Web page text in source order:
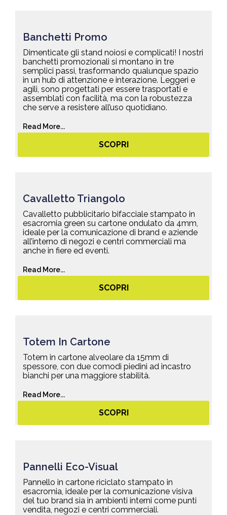
Banchetti Promo
Dimenticate gli stand noiosi e complicati! I nostri
banchetti promozionali si montano in tre
semplici passi, trasformando qualunque spazio
in un hub di attenzione e interazione. Leggeri e
agili, sono progettati per essere trasportati e
assemblati con facilità, ma con la robustezza
che serve a resistere all’uso quotidiano.
Read More...
SCOPRI
Cavalletto Triangolo
Cavalletto pubblicitario bifacciale stampato in
esacromia green su cartone ondulato da 4mm,
ideale per la comunicazione di brand e aziende
all’interno di negozi e centri commerciali ma
anche in fiere ed eventi.
Read More...
SCOPRI
Totem In Cartone
Totem in cartone alveolare da 15mm di
spessore, con due comodi piedini ad incastro
bianchi per una maggiore stabilità.
Read More...
SCOPRI
Pannelli Eco-Visual
Pannello in cartone riciclato stampato in
esacromia, ideale per la comunicazione visiva
del tuo brand sia in ambienti interni come punti
vendita, negozi e centri commerciali.